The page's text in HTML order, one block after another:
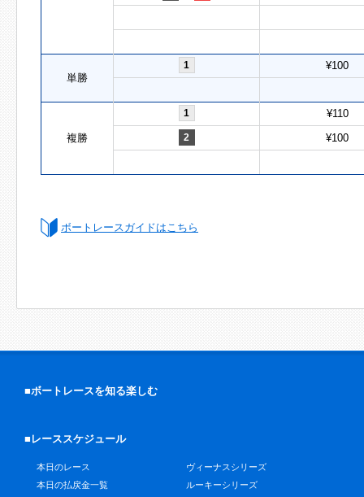
単勝
1 ¥100
複勝
1 ¥110
2 ¥100
ボートレースガイドはこちら
■ボートレースを知る楽しむ
■レーススケジュール
本日のレース
本日の払戻金一覧
ヴィーナスシリーズ
ルーキーシリーズ